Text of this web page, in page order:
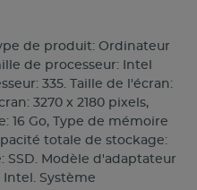
de produit: Ordinateur
de processeur: Intel
335. Taille de l'écran:
3270 x 2180 pixels,
16 Go, Type de mémoire
totale de stockage:
SSD. Modèle d'adaptateur
Système